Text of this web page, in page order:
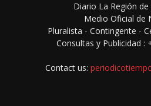
Diario La Región
Medio Oficial de
Pluralista - Contingente -
Consultas y Publicidad :
Contact us: